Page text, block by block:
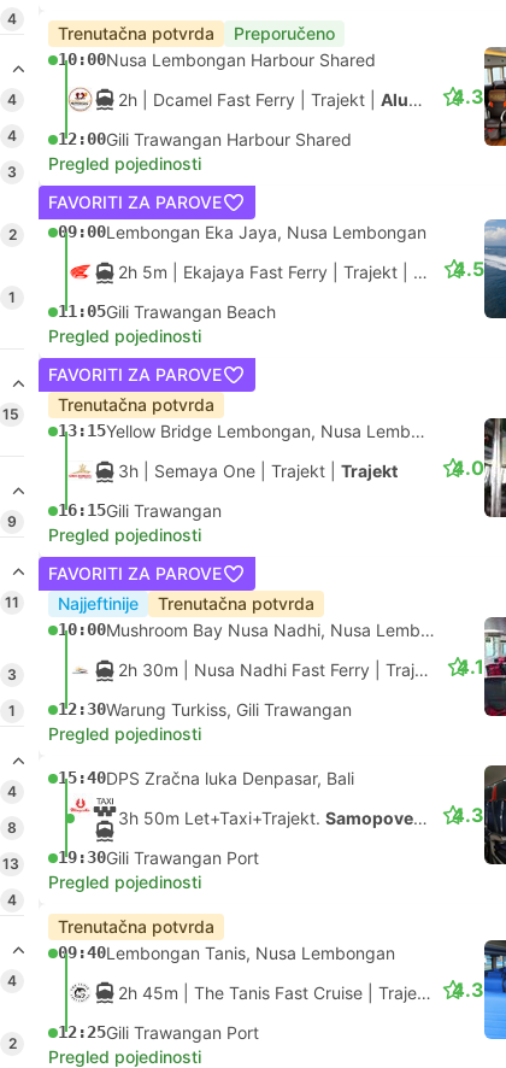
4
4
4
3
2
1
15
9
11
3
1
4
8
13
4
4
2
Trenutačna potvrda Preporučeno
10:00Nusa Lembongan Harbour Shared
2h | Dcamel Fast Ferry Trajekt Aluminium Fast Ferry
12:00Gili Trawangan Harbour Shared
4.3
Pregled pojedinosti
FAVORITI ZA PAROVE
09:00Lembongan Eka Jaya, Nusa Lembongan
2h 5m | Ekajaya Fast Ferry Trajekt Gliser
11:05Gili Trawangan Beach
4.5
Pregled pojedinosti
FAVORITI ZA PAROVE
Trenutačna potvrda
13:15
Yellow Bridge Lembongan, Nusa Lembongan
3h | Semaya One Trajekt Trajekt
16:15Gili Trawangan
4.0
Pregled pojedinosti
FAVORITI ZA PAROVE
Najjeftinije
Trenutačna potvrda
10:00
Mushroom Bay Nusa Nadhi, Nusa Lembongan
2h 30m | Nusa Nadhi Fast Ferry Trajekt |Gliser
12:30Warung Turkiss, Gili Trawangan
4.1
Pregled pojedinosti
15:40DPS Zračna luka Denpasar, Bali
3h 50m Let+Taxi+Trajekt. Samopovezivanje
19:30Gili Trawangan Port
4.3
Pregled pojedinosti
Trenutačna potvrda
09:40Lembongan Tanis, Nusa Lembongan
2h 45m | The Tanis Fast Cruise Trajekt |Gliser
12:25Gili Trawangan Port
4.3
Pregled pojedinosti